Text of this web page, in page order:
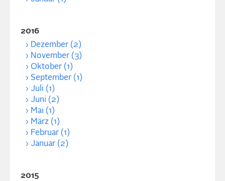
2016
Dezember (2)
November (3)
Oktober (1)
September (1)
Juli (1)
Juni (2)
Mai (1)
März (1)
Februar (1)
Januar (2)
2015